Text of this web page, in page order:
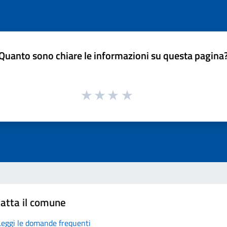
sono chiare le informazioni su questa
il comune
le domande frequenti